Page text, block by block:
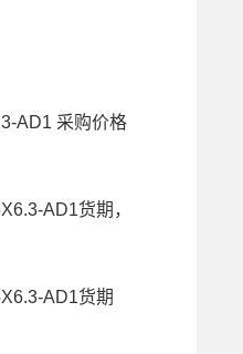
AD1 采购价格
AD1货期，
AD1货期